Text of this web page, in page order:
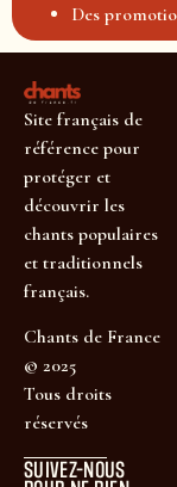
Des
Site français de
référence pour
protéger et
découvrir les
chants populaires
et traditionnels
français.
Chants de France
© 2025
Tous droits
réservés
SUIVEZ-NOUS